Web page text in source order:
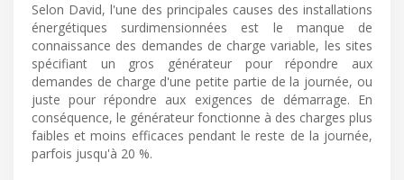
Selon David, l'une des principales causes des installations
énergétiques surdimensionnées est le manque de
connaissance des demandes de charge variable, les sites
spécifiant un gros générateur pour répondre aux
demandes de charge d'une petite partie de la journée, ou
juste pour répondre aux exigences de démarrage. En
conséquence, le générateur fonctionne à des charges plus
faibles et moins efficaces pendant le reste de la journée,
parfois jusqu'à 20 %.